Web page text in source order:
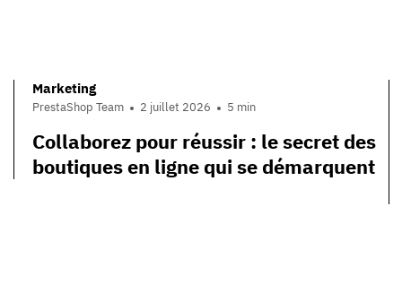
Marketing
PrestaShop Team 2 juillet 2026 5 min
Collaborez pour réussir : le secret des
boutiques en ligne qui se démarquent